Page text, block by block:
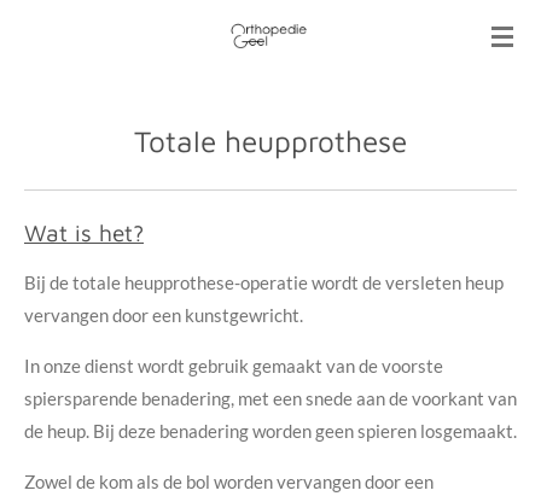
Totale heupprothese
Wat is het?
Bij de totale heupprothese-operatie wordt de versleten heup
vervangen door een kunstgewricht.
In onze dienst wordt gebruik gemaakt van de voorste
spiersparende benadering, met een snede aan de voorkant van
de heup. Bij deze benadering worden geen spieren losgemaakt.
Zowel de kom als de bol worden vervangen door een